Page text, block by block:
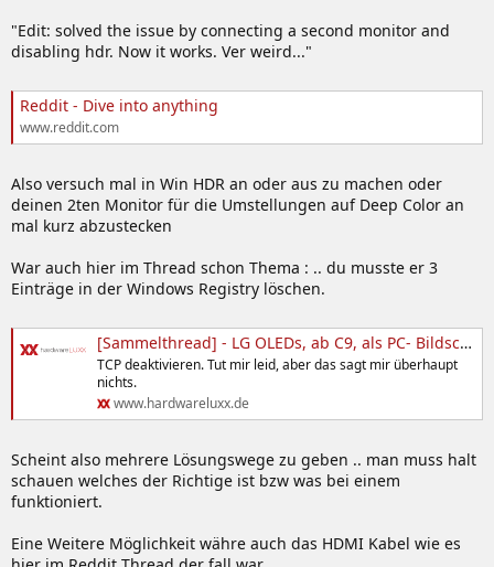
"Edit: solved the issue by connecting a second monitor and
disabling hdr. Now it works. Ver weird..."
Reddit - Dive into anything
www.reddit.com
Also versuch mal in Win HDR an oder aus zu machen oder
deinen 2ten Monitor für die Umstellungen auf Deep Color an
mal kurz abzustecken
War auch hier im Thread schon Thema : .. du musste er 3
Einträge in der Windows Registry löschen.
[Sammelthread] - LG OLEDs, ab C9, als PC- Bildschirm, HDMI 2.1, VRR
TCP deaktivieren. Tut mir leid, aber das sagt mir überhaupt
nichts.
www.hardwareluxx.de
Scheint also mehrere Lösungswege zu geben .. man muss halt
schauen welches der Richtige ist bzw was bei einem
funktioniert.
Eine Weitere Möglichkeit währe auch das HDMI Kabel wie es